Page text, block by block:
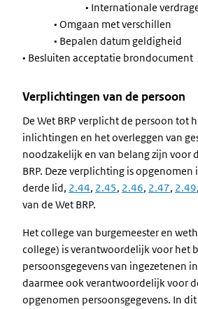
• Internationale
• Omgaan met verschillen
• Bepalen datum geldigheid
• Besluiten acceptatie brondocument
Verplichtingen van de persoon
De Wet BRP verplicht de persoon tot
inlichtingen en het overleggen van
noodzakelijk en van belang zijn voor
BRP. Deze verplichting is
derde lid, 2.44, 2.45, 2.46, 2.47, 2.49
van de Wet BRP.
Het college van burgemeester en
college) is verantwoordelijk voor het
persoonsgegevens van ingezetenen
daarmee ook verantwoordelijk voor
opgenomen persoonsgegevens. In